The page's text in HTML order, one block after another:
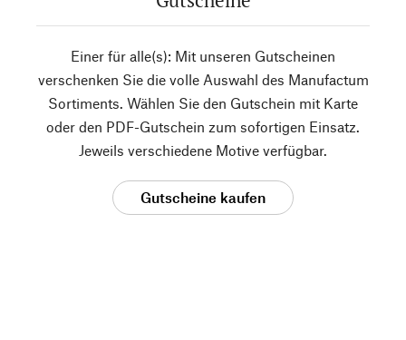
Einer für alle(s): Mit unseren Gutscheinen
verschenken Sie die volle Auswahl des Manufactum
Sortiments. Wählen Sie den Gutschein mit Karte
oder den PDF-Gutschein zum sofortigen Einsatz.
Jeweils verschiedene Motive verfügbar.
Gutscheine kaufen